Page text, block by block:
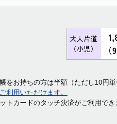
大人片道
（小児）
（
をお持ちの方は半額（ただし10円
利用いただけます。
カードのタッチ決済がご利用でき